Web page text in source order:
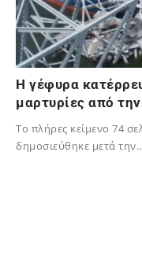
Η γέφυρα
μαρτυρίες από
Το πλήρες κείμενο 74
δημοσιεύθηκε μετά